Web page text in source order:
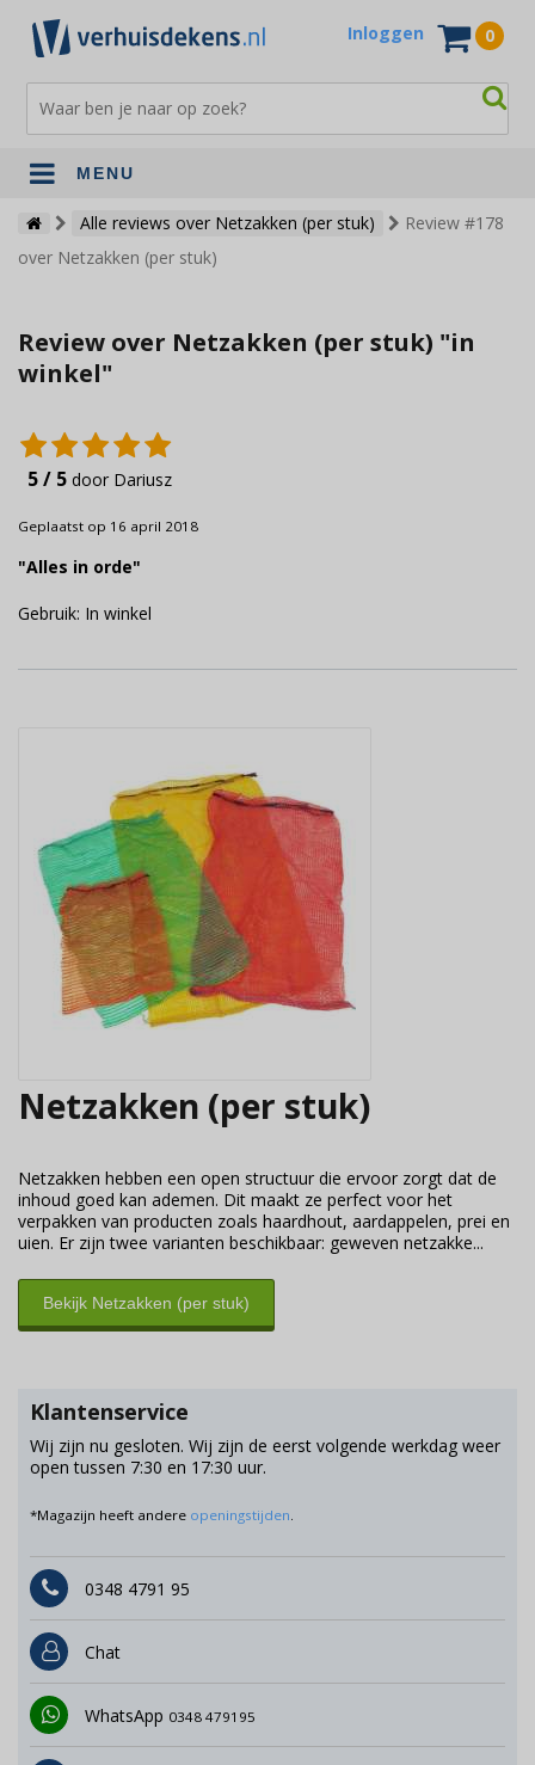
Inloggen 0
MENU
Verhuisdekens
Opslagdekens
Andere verhuismaterialen
Alle reviews over Netzakken (per stuk)
Review #178
over Netzakken (per stuk)
Review over Netzakken (per stuk) "in
winkel"
5 / 5 door Dariusz
Geplaatst op 16 april 2018
"Alles in orde"
Gebruik: In winkel
Netzakken (per stuk)
Netzakken hebben een open structuur die ervoor zorgt dat de
inhoud goed kan ademen. Dit maakt ze perfect voor het
verpakken van producten zoals haardhout, aardappelen, prei en
uien. Er zijn twee varianten beschikbaar: geweven netzakke...
Bekijk Netzakken (per stuk)
Klantenservice
Wij zijn nu gesloten. Wij zijn de eerst volgende werkdag weer
open tussen 7:30 en 17:30 uur.
*Magazijn heeft andere openingstijden
0348 4791 95
Chat
WhatsApp 0348 479195